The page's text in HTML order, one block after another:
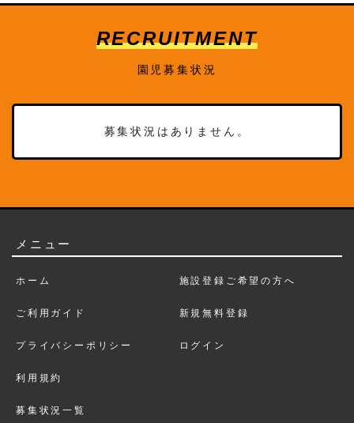
RECRUITMENT
園児募集状況
募集状況はありません。
メニュー
ホーム
ご利用ガイド
プライバシーポリシー
利用規約
募集状況一覧
施設登録ご希望の方へ
新規無料登録
ログイン